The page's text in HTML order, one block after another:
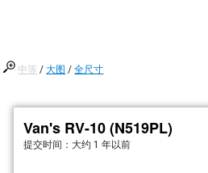
中等 /大图 /全尺寸
Van's RV-10 (N519PL)
提交时间： 大约 1 年以前